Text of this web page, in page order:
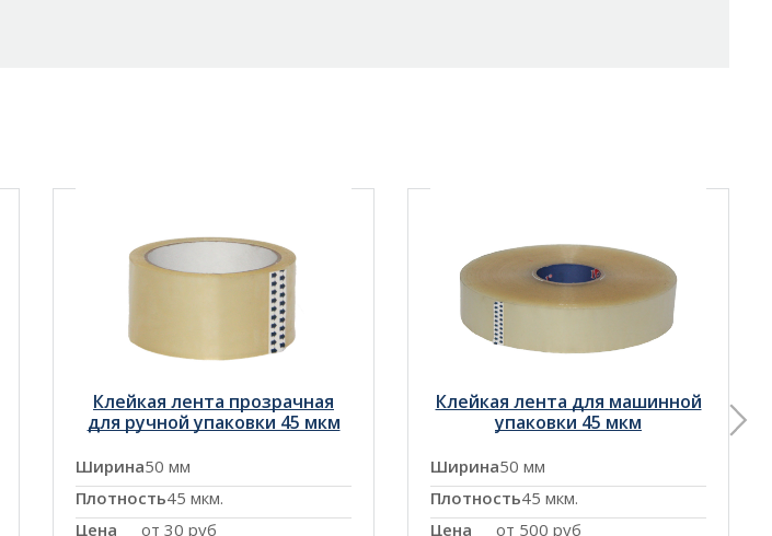
Клейкая лента прозрачная
для ручной упаковки 45 мкм
Ширина50 мм
Плотность45 мкм.
Цена
от 30 руб
Клейкая лента для машинной
упаковки 45 мкм
Ширина50 мм
Плотность45 мкм.
Цена
от 500 руб